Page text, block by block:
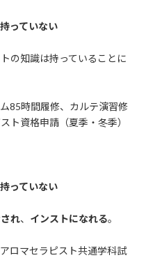
っていない
トの知識は持っていることに
85時間履修、カルテ演習修
ト資格申請（夏季・冬季）
っていない
れ、 インストになれる。
ロマセラピスト共通学科試